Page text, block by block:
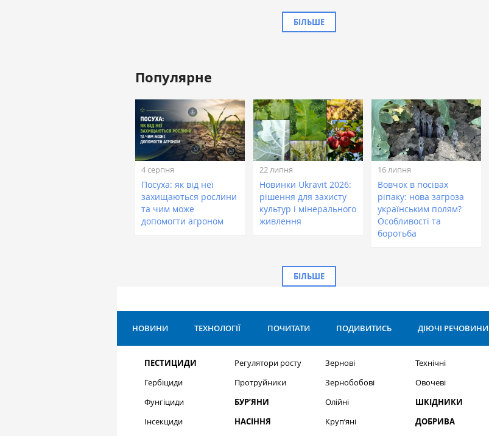
БІЛЬШЕ
Популярне
4 серпня
Посуха: як від неї
захищаються рослини
та чим може
допомогти агроном
22 липня
Новинки Ukravit 2026:
рішення для захисту
культур і мінерального
живлення
16 липня
Вовчок в посівах
ріпаку: нова загроза
українським полям?
Особливості та
боротьба
БІЛЬШЕ
НОВИНИ ТЕХНОЛОГІЇ ПОЧИТАТИ ПОДИВИТИСЬ ДІЮЧІ РЕЧОВИНИ
ПЕСТИЦИДИ
Гербіциди
Фунгіциди
Інсекциди
Регулятори росту
Протруйники
БУР’ЯНИ
НАСІННЯ
Зернові
Зернобобові
Олійні
Круп’яні
Технічні
Овочеві
ШКІДНИКИ
ДОБРИВА